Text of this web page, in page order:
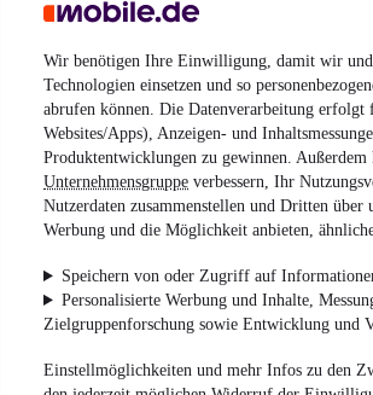
Wir benötigen Ihre Einwilligung, damit wir und
Technologien einsetzen und so
abrufen können. Die Datenverarbeitung
Websites/Apps), Anzeigen- und
Produktentwicklungen zu gewinnen.
Unternehmensgruppe verbessern, Ihr
Nutzerdaten zusammenstellen und Dritten über
Werbung und die Möglichkeit anbieten,
Speichern von oder Zugriff auf
Personalisierte Werbung und Inhalte,
Zielgruppenforschung sowie Entwicklung und
Einstellmöglichkeiten und mehr Infos zu den